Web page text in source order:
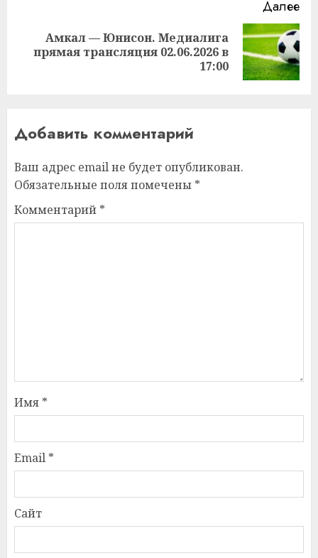
Далее
Следующая
Амкал — Юнисон. Медиалига
прямая трансляция 02.06.2026 в
17:00
Добавить комментарий
Ваш адрес email не будет опубликован.
Обязательные поля помечены *
Комментарий *
Имя *
Email *
Сайт